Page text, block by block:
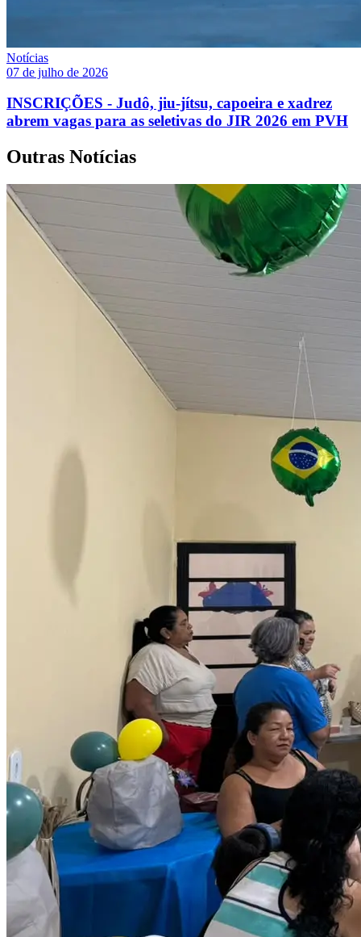
Notícias
07 de julho de 2026
INSCRIÇÕES - Judô, jiu-jítsu, capoeira e xadrez
abrem vagas para as seletivas do JIR 2026 em PVH
Outras Notícias